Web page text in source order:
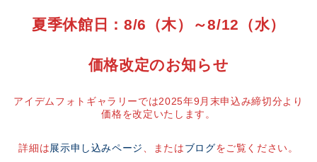
夏季休館日：8/6（木）～8/12（水）
価格改定のお知らせ
アイデムフォトギャラリーでは2025年9月末申込み締切分より
価格を改定いたします。
詳細は展示申し込みページ 、またはブログをご覧ください。